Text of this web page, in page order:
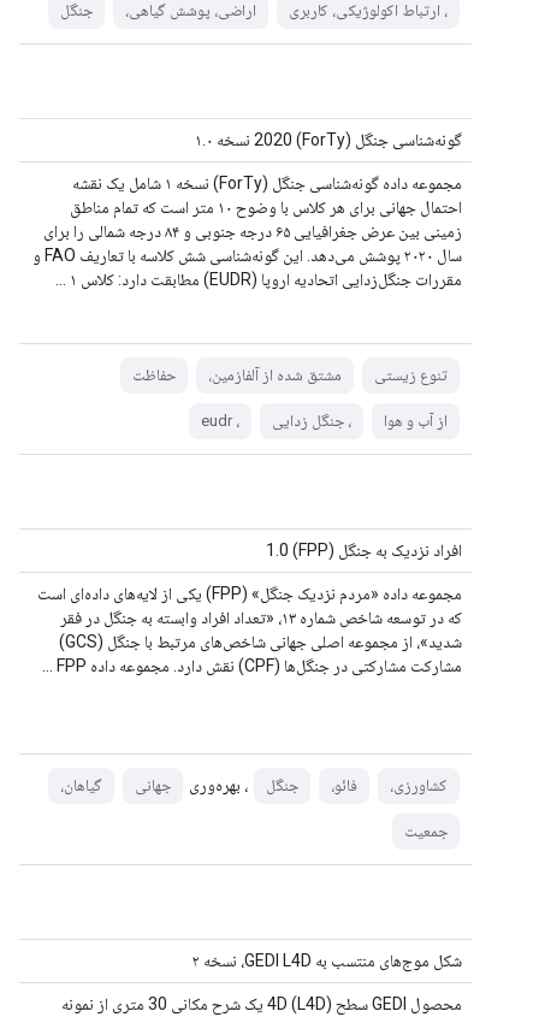
، ارتباط اکولوژیکی، کاربری اراضی، پوشش گیاهی، جنگل
گونه‌شناسی جنگل (ForTy) 2020 نسخه ۱.۰
مجموعه داده گونه‌شناسی جنگل (ForTy) نسخه ۱ شامل یک نقشه
احتمال جهانی برای هر کلاس با وضوح ۱۰ متر است که تمام مناطق
زمینی بین عرض جغرافیایی ۶۵ درجه جنوبی و ۸۴ درجه شمالی را برای
سال ۲۰۲۰ پوشش می‌دهد. این گونه‌شناسی شش کلاسه با تعاریف FAO و
مقررات جنگل‌زدایی اتحادیه اروپا (EUDR) مطابقت دارد: کلاس ۱ ...
تنوع زیستی مشتق شده از آلفازمین، حفاظت
از آب و هوا ، جنگل زدایی ، eudr
افراد نزدیک به جنگل (FPP) 1.0
مجموعه داده «مردم نزدیک جنگل» (FPP) یکی از لایه‌های داده‌ای است
که در توسعه شاخص شماره ۱۳، «تعداد افراد وابسته به جنگل در فقر
شدید»، از مجموعه اصلی جهانی شاخص‌های مرتبط با جنگل (GCS)
مشارکت مشارکتی در جنگل‌ها (CPF) نقش دارد. مجموعه داده FPP ...
کشاورزی، فائو، جنگل ، بهره‌وری جهانی گیاهان،
جمعیت
شکل موج‌های منتسب به GEDI L4D، نسخه ۲
محصول GEDI سطح 4D (L4D) یک شرح مکانی 30 متری از نمونه